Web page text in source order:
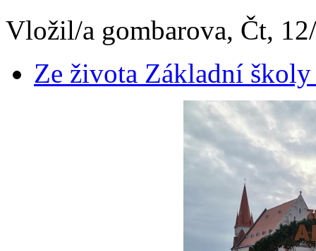
Vložil/a gombarova, Čt,
Ze života Základní